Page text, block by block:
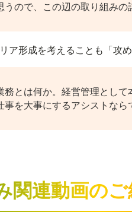
うので、この辺の取り組み
ア形成を考えることも「攻
務とは何か。経営管理とし
事を大事にするアシストな
関連動画の